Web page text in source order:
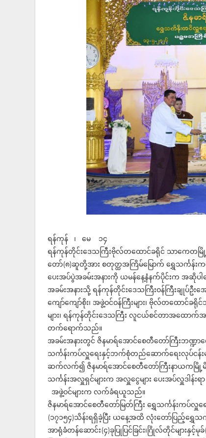
ရန်ကုန် ၊ မေ ၁၄
ရန်ကုန်တိုင်းဒေသကြီးဗိုလ်တထောင်ခရိုင် သာကေတမ
တော်(၈)ဆူတို့အား စတုတ္ထအကြိမ်မြောက် ရွှေသင်္ကန်
ပေးအပ်ပွဲအခမ်းအနားကို ယမန်နေ့နံနက်ပိုင်းက အဆိုပါ
အခမ်းအနားသို့ ရန်ကုန်တိုင်းဒေသကြီးဝန်ကြီးချုပ်ဦးအ
ကျော်ကျော်စိုး၊ အဖွဲ့ဝင်ဝန်ကြီးများ၊ ဗိုလ်တထောင်
များ၊ ရန်ကုန်တိုင်းဒေသကြီး လူငယ်စင်တာအထောက်
တက်ရောက်သည်။
အခမ်းအနားတွင် ဇိနမာရ်အောင်စေတီတော်ကြီးဘဏ္ဍာ
သင်္ကန်းကပ်လှူရေးနှင့်ဘက်စုံတည်ဆောက်ရေးလုပ်ငန်းမ
ဆက်လက်၍ ဇိနမာရ်အောင်စေတီတော်ကြီးနာယကမြို့မိမ
သင်္ကန်းအလှူရှင်များက အလှူငွေများ ပေးအပ်လှူဒါန်း
အဖွဲ့ဝင်များက လက်ခံရယူသည်။
ဇိနမာရ်အောင်စေတီတော်မြတ်ကြီး ရွှေသင်္ကန်းက
(၁၇၁၅၄)သိန်းရရှိခဲ့ပြီး ယနေ့အထိ လုံးတော်ပြည့်ရွှေသင်္
အာရုံခံတန်ဆောင်း(၄)ခုပြုပြင်ခြင်း၊ဂြိုလ်တိုင်များနှ